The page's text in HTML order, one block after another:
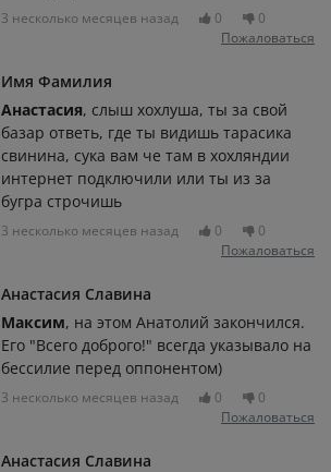
3 несколько месяцев назад 0
0
Пожаловаться
Имя Фамилия
Анастасия, слыш хохлуша, ты за свой
базар ответь, где ты видишь тарасика
свинина, сука вам че там в хохляндии
интернет подключили или ты из за
бугра строчишь
3 несколько месяцев назад 0
0
Пожаловаться
Анастасия Славина
Максим, на этом Анатолий закончился.
Его "Всего доброго!" всегда указывало на
бессилие перед оппонентом)
3 несколько месяцев назад 0
0
Пожаловаться
Анастасия Славина